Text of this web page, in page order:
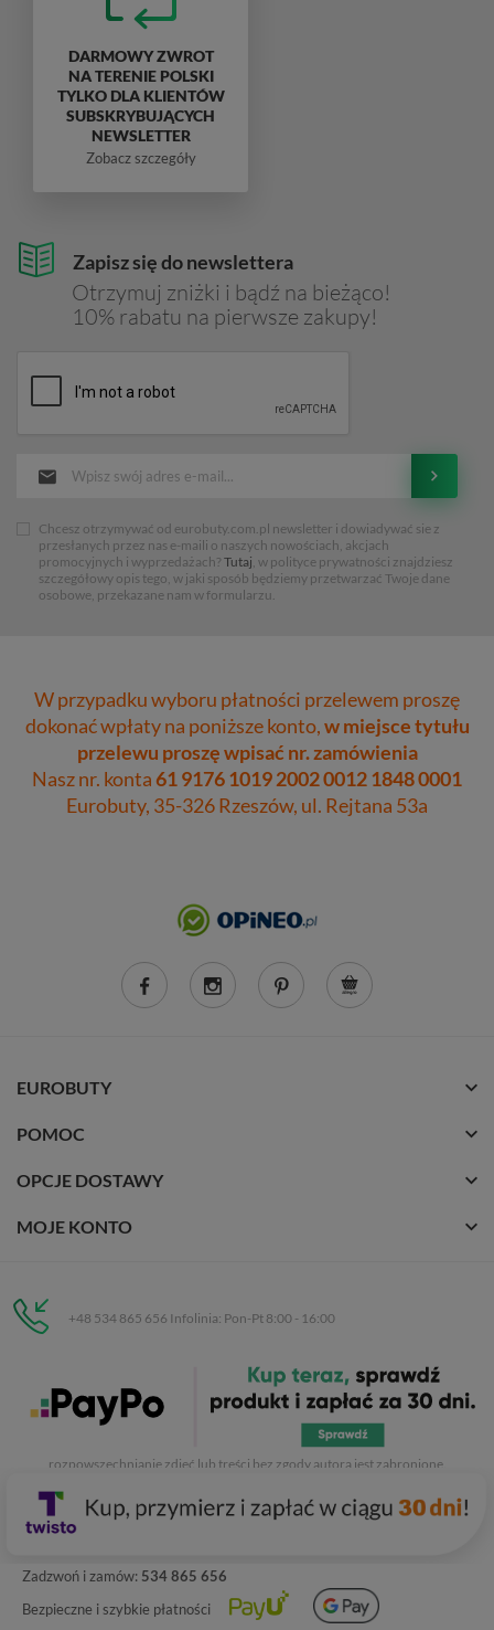
Zadzwoń i zamów: 534 865 656
Bezpieczne i szybkie płatności
Zapisz się do newslettera
Otrzymuj zniżki i bądź na bieżąco!
10% rabatu na pierwsze zakupy!
Chcesz otrzymywać od eurobuty.com.pl newsletter i dowiadywać sie z
przesłanych przez nas e-maili o naszych nowościach, akcjach
promocyjnych i wyprzedażach? Tutaj, w polityce prywatności znajdziesz
szczegółowy opis tego, w jaki sposób będziemy przetwarzać Twoje dane
osobowe, przekazane nam w formularzu.
DARMOWY ZWROT
NA TERENIE POLSKI
TYLKO DLA KLIENTÓW
SUBSKRYBUJĄCYCH
NEWSLETTER
Zobacz szczegóły
W przypadku wyboru płatności przelewem proszę
dokonać wpłaty na poniższe konto,w miejsce tytułu
przelewu proszę wpisać nr. zamówienia
Nasz nr. konta61 9176 1019 2002 0012 1848 0001
Eurobuty, 35-326 Rzeszów, ul. Rejtana 53a
EUROBUTY
POMOC
OPCJE DOSTAWY
MOJE KONTO
+48 534 865 656 Infolinia: Pon-Pt 8:00 - 16:00
C.H. Respan, Rejtana 53a/250
35-326 Rzeszów
. Kopiowanie, przetwarzanie,
rozpowszechnianie zdjęć lub treści bez zgody autora jest zabronione.